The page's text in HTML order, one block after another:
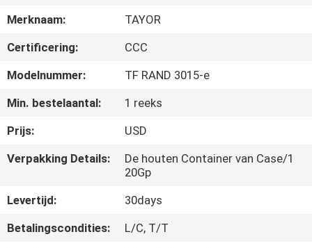
ONGEVEER
ONS
KWALITEITSCONTROLE
OM EEN
CITAAT
Merknaam:
TAYOR
Certificering:
CCC
Modelnummer:
TF RAND 3015-e
Min. bestelaantal:
1 reeks
Prijs:
USD
Verpakking Details:
De houten Container van Case/1
20Gp
Levertijd:
30days
Betalingscondities:
L/C, T/T